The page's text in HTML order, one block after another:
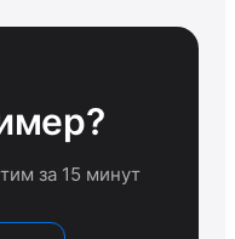
за 15 минут